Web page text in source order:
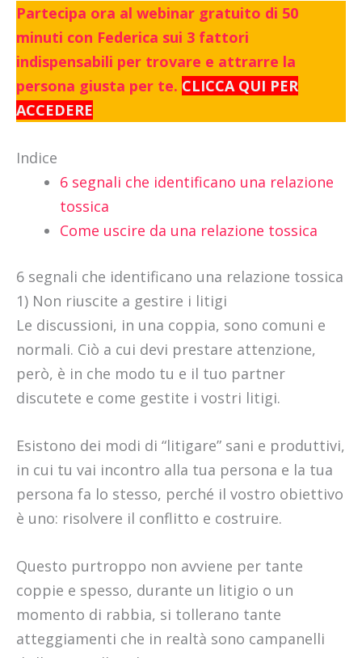
Partecipa ora al webinar gratuito di 50
minuti con Federica sui 3 fattori
indispensabili per trovare e attrarre la
persona giusta per te. CLICCA QUI PER
ACCEDERE
Indice
6 segnali che identificano una relazione
tossica
Come uscire da una relazione tossica
6 segnali che identificano una relazione tossica
1) Non riuscite a gestire i litigi
Le discussioni, in una coppia, sono comuni e
normali. Ciò a cui devi prestare attenzione,
però, è in che modo tu e il tuo partner
discutete e come gestite i vostri litigi.
Esistono dei modi di “litigare” sani e produttivi,
in cui tu vai incontro alla tua persona e la tua
persona fa lo stesso, perché il vostro obiettivo
è uno: risolvere il conflitto e costruire.
Questo purtroppo non avviene per tante
coppie e spesso, durante un litigio o un
momento di rabbia, si tollerano tante
atteggiamenti che in realtà sono campanelli